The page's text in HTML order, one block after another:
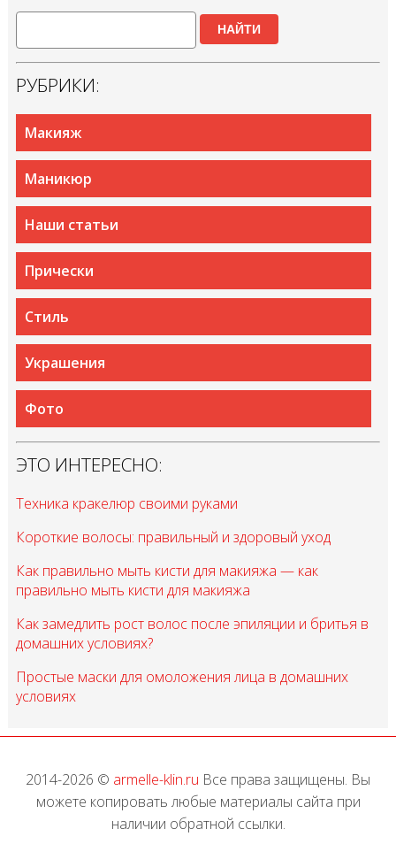
НАЙТИ
РУБРИКИ:
Макияж
Маникюр
Наши статьи
Прически
Стиль
Украшения
Фото
ЭТО ИНТЕРЕСНО:
Техника кракелюр своими руками
Короткие волосы: правильный и здоровый уход
Как правильно мыть кисти для макияжа — как
правильно мыть кисти для макияжа
Как замедлить рост волос после эпиляции и бритья в
домашних условиях?
Простые маски для омоложения лица в домашних
условиях
2014-2026 © armelle-klin.ru Все права защищены. Вы
можете копировать любые материалы сайта при
наличии обратной ссылки.